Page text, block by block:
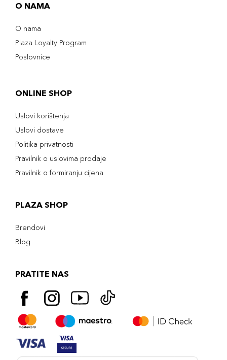
O NAMA
O nama
Plaza Loyalty Program
Poslovnice
ONLINE SHOP
Uslovi korištenja
Uslovi dostave
Politika privatnosti
Pravilnik o uslovima prodaje
Pravilnik o formiranju cijena
PLAZA SHOP
Brendovi
Blog
PRATITE NAS